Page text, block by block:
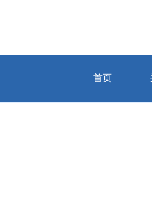
首页
当前位置：首页 > 关于九游